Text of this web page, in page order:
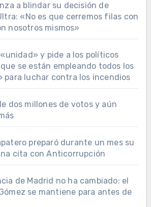
a blindar su decisión de
«No es que cerremos filas con
nosotros mismos»
«unidad» y pide a los políticos
se están empleando todos los
para luchar contra los incendios
dos millones de votos y aún
preparó durante un mes su
cita con Anticorrupción
de Madrid no ha cambiado: el
se mantiene para antes de